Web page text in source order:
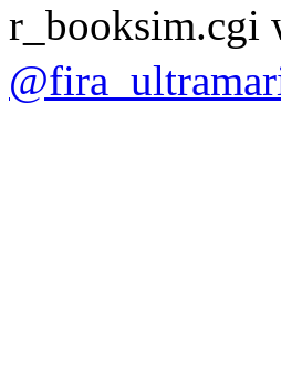
r_booksim.cgi